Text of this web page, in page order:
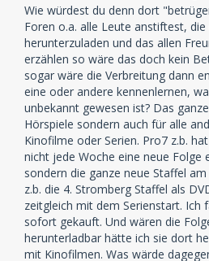
Wie würdest du denn dort
Foren o.a. alle Leute anstiftest,
herunterzuladen und das allen
erzählen so wäre das doch kein
sogar wäre die Verbreitung dann
eine oder andere kennenlernen,
unbekannt gewesen ist? Das
Hörspiele sondern auch für alle
Kinofilme oder Serien. Pro7 z.b.
nicht jede Woche eine neue Folge
sondern die ganze neue Staffel
z.b. die 4. Stromberg Staffel als
zeitgleich mit dem Serienstart. Ich
sofort gekauft. Und wären die
herunterladbar hätte ich sie dort
mit Kinofilmen. Was wärde